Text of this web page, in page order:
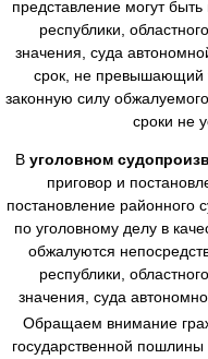
представление могут
республики,
значения, суда
срок, не превышающий
законную силу
сроки не
В уголовном
приговор и
постановление районного
по уголовному делу в
обжалуются
республики,
значения, суда
Обращаем внимание
государственной